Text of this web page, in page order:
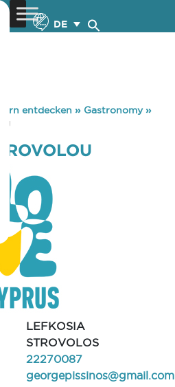
DE
entdecken » Gastronomy»
LEFKOSIA
STROVOLOS
22270087
georgepissinos@gmail.com